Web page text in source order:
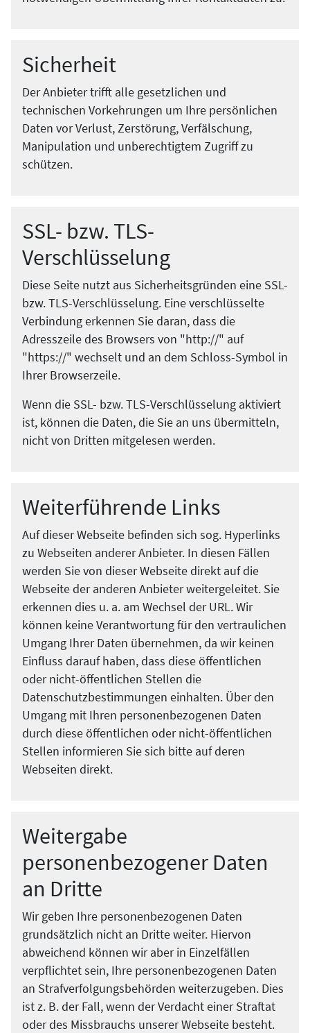
Sicherheit
Der Anbieter trifft alle gesetzlichen und
technischen Vorkehrungen um Ihre persönlichen
Daten vor Verlust, Zerstörung, Verfälschung,
Manipulation und unberechtigtem Zugriff zu
schützen.
SSL- bzw. TLS-
Verschlüsselung
Diese Seite nutzt aus Sicherheitsgründen eine SSL-
bzw. TLS-Verschlüsselung. Eine verschlüsselte
Verbindung erkennen Sie daran, dass die
Adresszeile des Browsers von "http://" auf
"https://" wechselt und an dem Schloss-Symbol in
Ihrer Browserzeile.
Wenn die SSL- bzw. TLS-Verschlüsselung aktiviert
ist, können die Daten, die Sie an uns übermitteln,
nicht von Dritten mitgelesen werden.
Weiterführende Links
Auf dieser Webseite befinden sich sog. Hyperlinks
zu Webseiten anderer Anbieter. In diesen Fällen
werden Sie von dieser Webseite direkt auf die
Webseite der anderen Anbieter weitergeleitet. Sie
erkennen dies u. a. am Wechsel der URL. Wir
können keine Verantwortung für den vertraulichen
Umgang Ihrer Daten übernehmen, da wir keinen
Einfluss darauf haben, dass diese öffentlichen
oder nicht-öffentlichen Stellen die
Datenschutzbestimmungen einhalten. Über den
Umgang mit Ihren personenbezogenen Daten
durch diese öffentlichen oder nicht-öffentlichen
Stellen informieren Sie sich bitte auf deren
Webseiten direkt.
Weitergabe
personenbezogener Daten
an Dritte
Wir geben Ihre personenbezogenen Daten
grundsätzlich nicht an Dritte weiter. Hiervon
abweichend können wir aber in Einzelfällen
verpflichtet sein, Ihre personenbezogenen Daten
an Strafverfolgungsbehörden weiterzugeben. Dies
ist z. B. der Fall, wenn der Verdacht einer Straftat
oder des Missbrauchs unserer Webseite besteht.